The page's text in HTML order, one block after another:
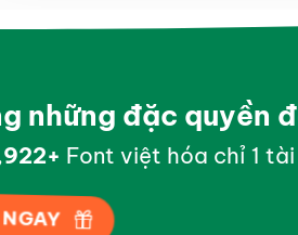
những đặc quyền
+ Font việt hóa chỉ 1